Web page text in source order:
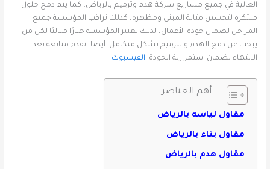
العالية في جميع مشاريع شركة هدم وترميم بالرياض، كما يتم دمج حلول
مبتكرة لتحسين متانة المبنى ومظهره، كذلك تراقب المؤسسة جميع
المراحل لضمان جودة الأعمال، لذلك تعتبر المؤسسة خيارًا مثاليًا لكل من
يبحث عن دمج الهدم والترميم بشكل متكامل. أيضا، تقدم متابعة بعد
الانتهاء لضمان استمرارية الجودة. الفيسبوك
أهم العناصر
مقاول لياسه بالرياض
مقاول بناء بالرياض
مقاول هدم بالرياض